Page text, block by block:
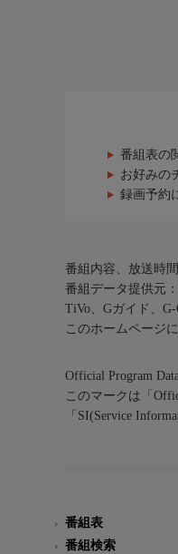
番組表の
お好みの
録画予約
番組内容、放送時
番組データ提供元
TiVo、Gガイド、
このホームページ
Official Program
このマークは「
「SI(Service
番組表
番組検索